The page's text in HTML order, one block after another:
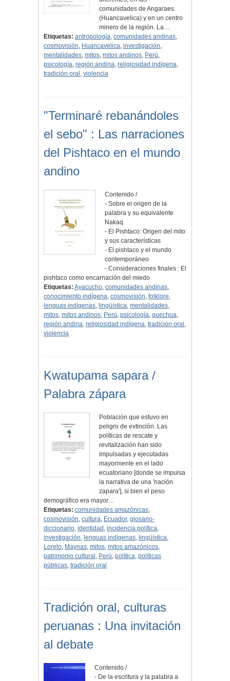
comunidades de Angaraes
(Huancavelica) y en un centro
minero de la región. La…
Etiquetas: antropología, comunidades andinas,
cosmovisión, Huancavelica, investigación,
mentalidades, mitos, mitos andinos, Perú,
psicología, región andina, religiosidad indígena,
tradición oral , violencia
"Terminaré rebanándoles
el sebo" : Las narraciones
del Pishtaco en el mundo
andino
Contenido /
- Sobre el origen de la
palabra y su equivalente
Nakaq
- El Pishtaco: Origen del mito
y sus características
- El pishtaco y el mundo
contemporáneo
- Consideraciones finales : El
pishtaco como encarnación del miedo
Etiquetas: Ayacucho, comunidades andinas,
conocimiento indígena, cosmovisión, folklore,
lenguas indígenas, lingüística, mentalidades,
mitos, mitos andinos, Perú, psicología, quechua,
región andina, religiosidad indígena, tradición oral ,
violencia
Kwatupama sapara /
Palabra zápara
Población que estuvo en
peligro de extinción. Las
políticas de rescate y
revitalización han sido
impulsadas y ejecutadas
mayormente en el lado
ecuatoriano [donde se impulsa
la narrativa de una 'nación
zapara'], si bien el peso
demográfico era mayor…
Etiquetas: comunidades amazónicas,
cosmovisión, cultura, Ecuador, glosario-
diccionario, identidad , incidencia política,
investigación, lenguas indígenas, lingüística,
Loreto, Maynas, mitos, mitos amazónicos,
patrimonio cultural , Perú, política, políticas
públicas, tradición oral
Tradición oral, culturas
peruanas : Una invitación
al debate
Contenido /
- De la escritura y la palabra a